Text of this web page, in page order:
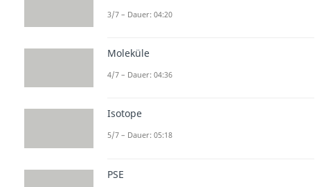
3/7 – Dauer: 04:20
Moleküle
4/7 – Dauer: 04:36
Isotope
5/7 – Dauer: 05:18
PSE